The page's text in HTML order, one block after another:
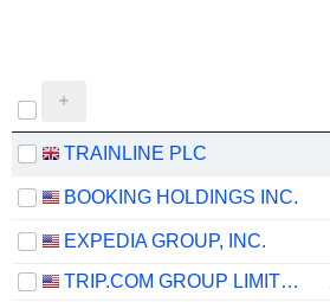
TRAINLINE PLC
BOOKING HOLDINGS INC.
EXPEDIA GROUP, INC.
TRIP.COM GROUP LIMITED